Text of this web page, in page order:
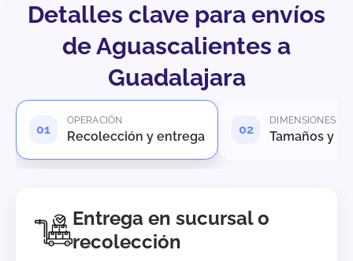
Detalles clave para envíos
de Aguascalientes a
Guadalajara
OPERACIÓN
Recolección y entrega
DIMENSIONES
Tamaños y
Entrega en sucursal o
recolección